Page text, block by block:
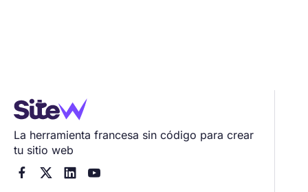
La herramienta francesa sin código para crear
tu sitio web
   